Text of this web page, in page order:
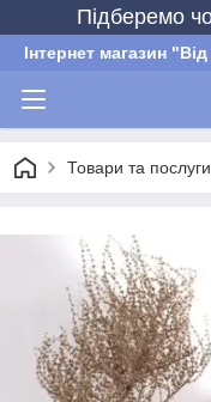
Підберемо
Інтернет магазин
Товари та послуги